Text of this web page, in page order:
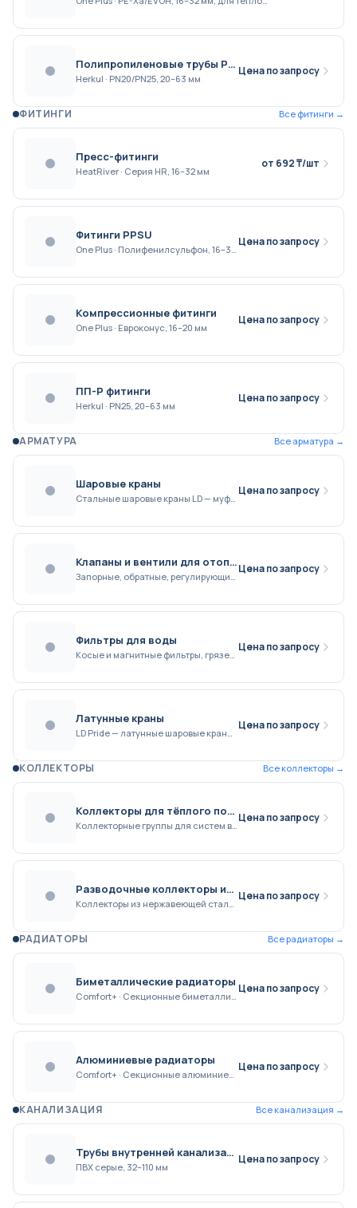
Полипропиленовые трубы PP-R
Herkul · PN20/PN25, 20–63 мм
Цена по запросу
ФИТИНГИ Все фитинги →
Пресс-фитинги
HeatRiver · Серия HR, 16–32 мм
от 692 ₸/шт
Фитинги PPSU Цена по запросу
Компрессионные фитинги
One Plus · Евроконус, 16–20 мм
Цена по запросу
ПП-Р фитинги
Herkul · PN25, 20–63 мм
Цена по запросу
АРМАТУРА Все арматура →
Шаровые краны Цена по запросу
Клапаны и вентили для отопленияЦена по запросу
Фильтры для воды Цена по запросу
Латунные краны Цена по запросу
КОЛЛЕКТОРЫ Все коллекторы →
Коллекторы для тёплого пола Цена по запросу
Разводочные коллекторы из нержавеющей стали Цена по запросу
РАДИАТОРЫ Всерадиаторы →
Биметаллические радиаторы Цена по запросу
Алюминиевые радиаторы Цена по запросу
КАНАЛИЗАЦИЯ Все канализация →
Трубы внутренней канализации
ПВХ серые, 32–110 мм
Цена по запросу